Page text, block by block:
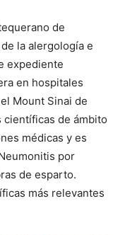
de
la alergología e
expediente
en hospitales
Mount Sinai de
científicas de ámbito
médicas y es
por
de esparto.
más relevantes